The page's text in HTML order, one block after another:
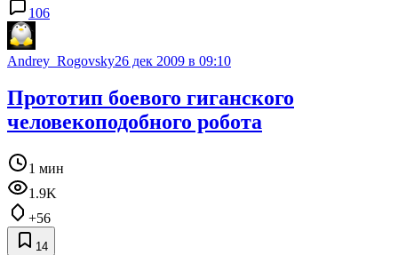
106
Andrey_Rogovsky26 дек 2009 в 09:10
Прототип боевого гиганского
человекоподобного робота
1 мин
1.9K
+56
14